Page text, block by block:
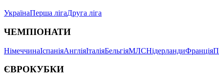
УкраїнаПерша лігаДруга ліга
ЧЕМПІОНАТИ
НімеччинаІспаніяАнгліяІталіяБельгіяМЛСНідерландиФранція
ЄВРОКУБКИ